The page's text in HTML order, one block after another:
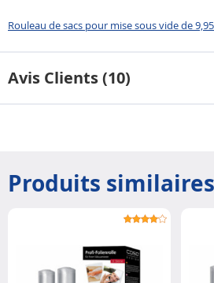
Rouleau de sacs pour mise sous vide de
Avis Clients (10)
Produits similaires